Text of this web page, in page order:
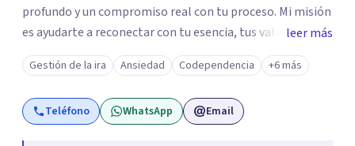
profundo y un compromiso real con tu proceso. Mi misión
es ayudarte a reconectar con tu esencia, tus valores y tu
estilo de vida, dotándote de recursos para fortalecer tu
autoestima y tu bienestar emocional. Me he
especializado en distintas áreas clínicas y he colaborado
como ponente, docente y en medios de comunicación.
leer más
Gestión de la ira Ansiedad Codependencia +6 más
Teléfono WhatsApp Email